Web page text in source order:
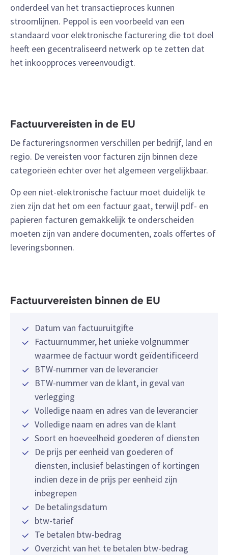
onderdeel van het transactieproces kunnen
stroomlijnen. Peppol is een voorbeeld van een
standaard voor elektronische facturering die tot doel
heeft een gecentraliseerd netwerk op te zetten dat
het inkoopproces vereenvoudigt.
Factuurvereisten in de EU
De factureringsnormen verschillen per bedrijf, land en
regio. De vereisten voor facturen zijn binnen deze
categorieën echter over het algemeen vergelijkbaar.
Op een niet-elektronische factuur moet duidelijk te
zien zijn dat het om een factuur gaat, terwijl pdf- en
papieren facturen gemakkelijk te onderscheiden
moeten zijn van andere documenten, zoals offertes of
leveringsbonnen.
Factuurvereisten binnen de EU
Datum van factuuruitgifte
Factuurnummer, het unieke volgnummer
waarmee de factuur wordt geïdentificeerd
BTW-nummer van de leverancier
BTW-nummer van de klant, in geval van
verlegging
Volledige naam en adres van de leverancier
Volledige naam en adres van de klant
Soort en hoeveelheid goederen of diensten
De prijs per eenheid van goederen of
diensten, inclusief belastingen of kortingen
indien deze in de prijs per eenheid zijn
inbegrepen
De betalingsdatum
btw-tarief
Te betalen btw-bedrag
Overzicht van het te betalen btw-bedrag